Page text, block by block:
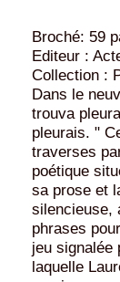
Broché: 59
Editeur :
Collection :
Dans le
trouva
pleurais. "
traverses
poétique
sa prose et
silencieuse,
phrases
jeu signalée
laquelle